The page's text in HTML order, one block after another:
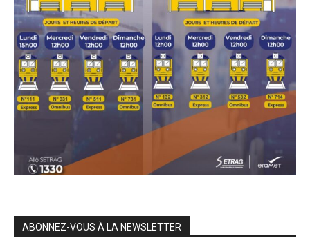
ABONNEZ-VOUS À LA NEWSLETTER